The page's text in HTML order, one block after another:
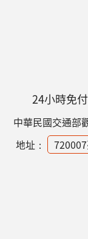
24小時免
中華民國交通部
地址：